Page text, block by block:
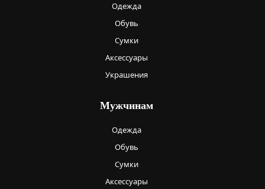
Одежда
Обувь
Сумки
Аксессуары
Украшения
Мужчинам
Одежда
Обувь
Сумки
Аксессуары